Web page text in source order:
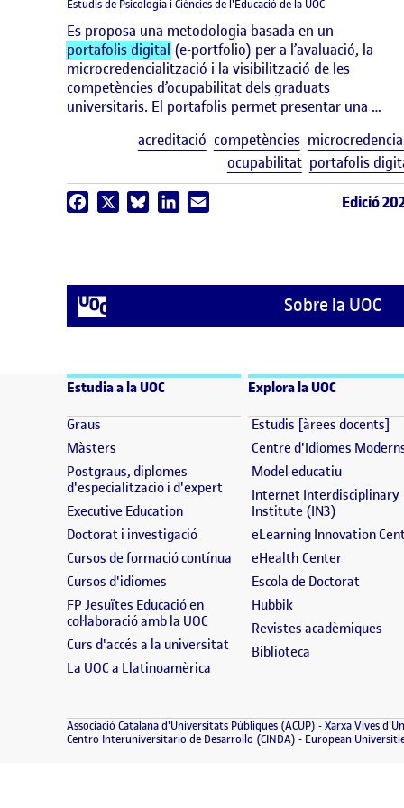
Estudis de Psicologia i Ciències de l'Educació de la UOC
Es proposa una metodologia basada en un
portafolis digital (e-portfolio) per a l’avaluació, la
microcredencialització i la visibilització de les
competències d’ocupabilitat dels graduats
universitaris. El portafolis permet presentar una …
acreditació competències
ocupabilitat portafolis
Facebook BlueskyLinkedIn Edició
Sobre la UOC
Estudia a la UOC
Graus (s'obre en una finestra nova)
Màsters (s'obre en una finestra nova)
Postgraus, diplomes
d'especialització i d'expert(s'obre en una finestra nova)
Executive Education(s'obre en una finestra nova)
Doctorat i investigació(s'obre en una finestra nova)
Cursos de formació contínua (s'obre en una finestra nova)
Cursos d'idiomes (s'obre en una finestra nova)
FP Jesuïtes Educació en
col·laboració amb la UOC(s'obre en una finestra nova)
Curs d'accés a la universitat(s'obre en una finestra nova)
La UOC a Llatinoamèrica
Explora la UOC
Estudis [àrees docents]
Centre d'Idiomes
Model educatiu(s'obre en
Internet Interdisciplinary
Institute (IN3)(s'obre en
eLearning Innovation
eHealth Center(s'obre en
Escola de Doctorat(s'obre
Hubbik(s'obre en una
Revistes acadèmiques
Biblioteca(s'obre en una
Associació Catalana d'Universitats Públiques (ACUP) (s'obre en una
Xarxa Vives
Centro Interuniversitario de Desarrollo (CINDA) (s'obre en una
European